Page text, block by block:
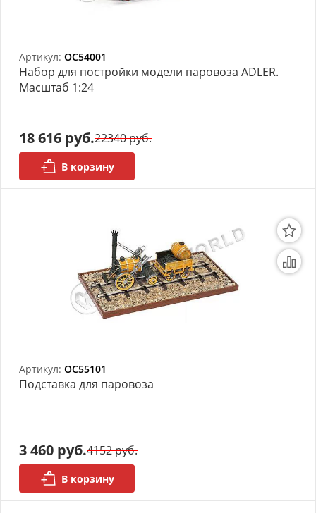
Дерево БАЛЬЗА и
Модели из ФП смолы
Детские товары
Артикул: OC54001
Набор для постройки модели паровоза ADLER.
Масштаб 1:24
18 616 руб.22340 руб.
В корзину
Артикул: OC55101
Подставка для паровоза
3 460 руб.4152 руб.
В корзину